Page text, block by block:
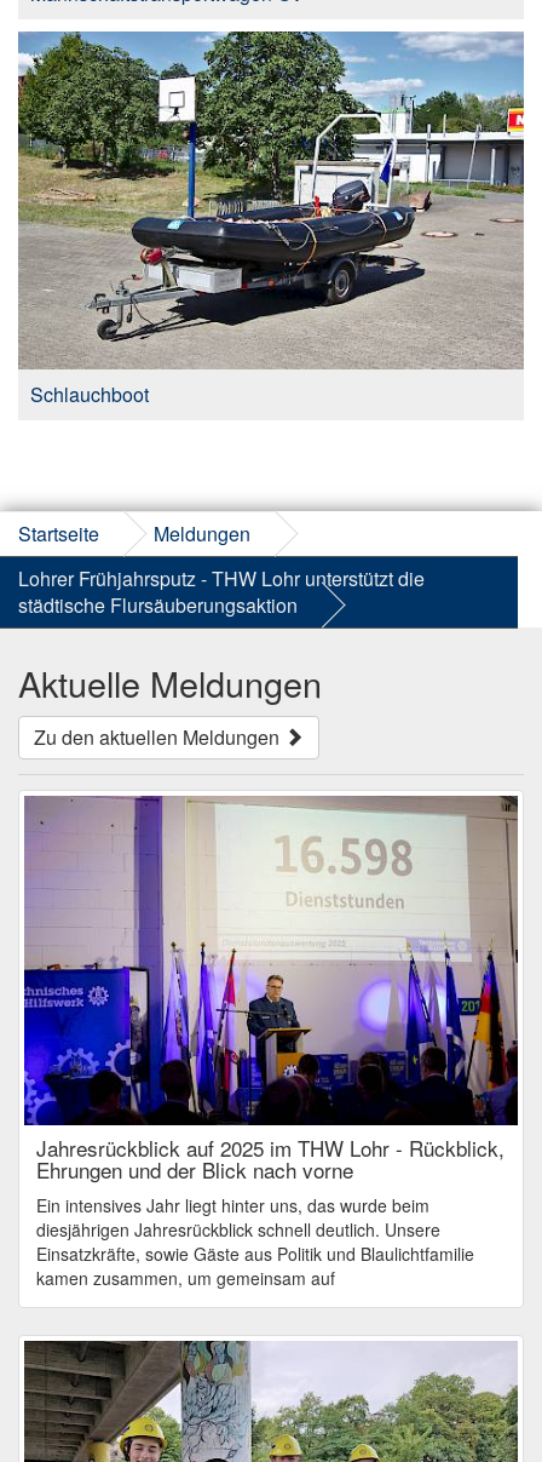
Schlauchboot
Startseite
Meldungen
Lohrer Frühjahrsputz - THW Lohr unterstützt die
städtische Flursäuberungsaktion
Aktuelle Meldungen
Zu den aktuellen Meldungen
Jahresrückblick auf 2025 im THW Lohr - Rückblick,
Ehrungen und der Blick nach vorne
Ein intensives Jahr liegt hinter uns, das wurde beim
diesjährigen Jahresrückblick schnell deutlich. Unsere
Einsatzkräfte, sowie Gäste aus Politik und Blaulichtfamilie
kamen zusammen, um gemeinsam auf